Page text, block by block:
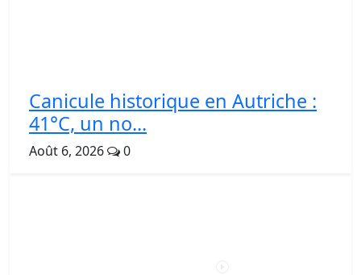
Canicule historique en Autriche :
41°C, un no...
Août 6, 2026 0